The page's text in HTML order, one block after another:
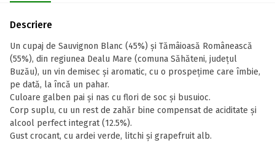
Descriere
Un cupaj de Sauvignon Blanc (45%) şi Tămâioasă Românească
(55%), din regiunea Dealu Mare (comuna Săhăteni, judeţul
Buzău), un vin demisec şi aromatic, cu o prospeţime care îmbie,
pe dată, la încă un pahar.
Culoare galben pai şi nas cu flori de soc şi busuioc.
Corp suplu, cu un rest de zahăr bine compensat de aciditate şi
alcool perfect integrat (12.5%).
Gust crocant, cu ardei verde, litchi şi grapefruit alb.